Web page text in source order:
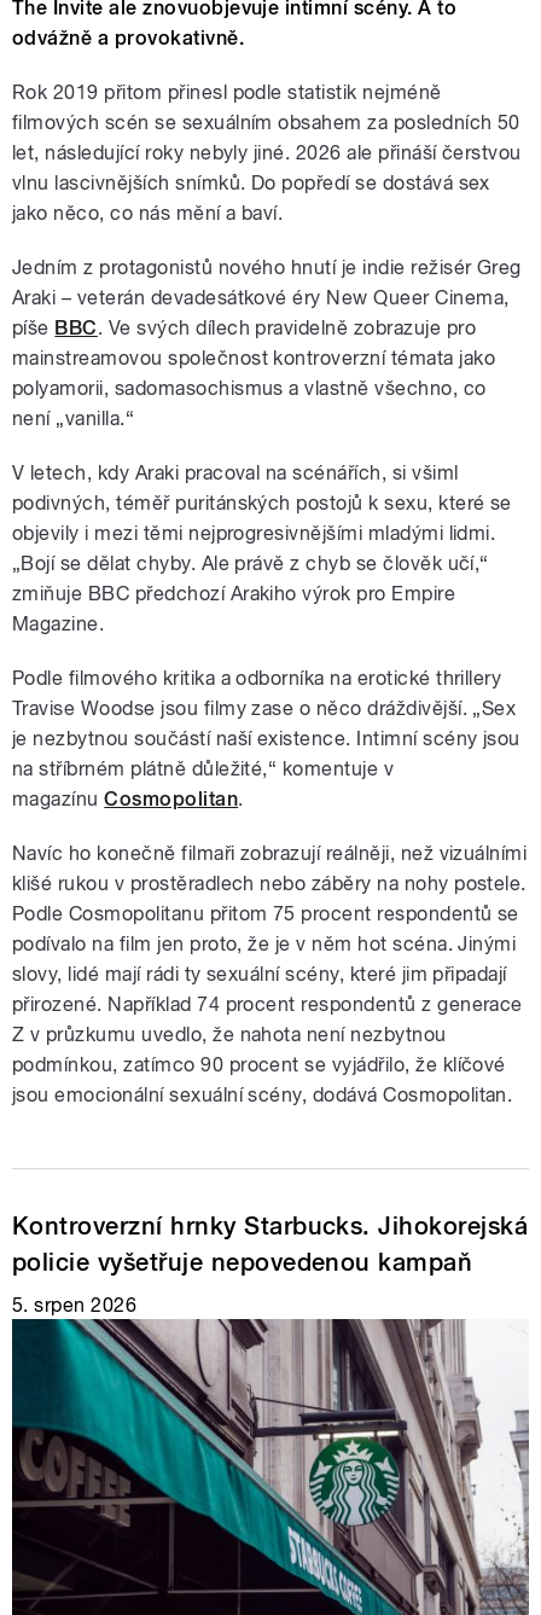
The Invite ale znovuobjevuje intimní scény. A to
odvážně a provokativně.
Rok 2019 přitom přinesl podle statistik nejméně
filmových scén se sexuálním obsahem za posledních 50
let, následující roky nebyly jiné. 2026 ale přináší čerstvou
vlnu lascivnějších snímků. Do popředí se dostává sex
jako něco, co nás mění a baví.
Jedním z protagonistů nového hnutí je indie režisér Greg
Araki – veterán devadesátkové éry New Queer Cinema,
píše BBC. Ve svých dílech pravidelně zobrazuje pro
mainstreamovou společnost kontroverzní témata jako
polyamorii, sadomasochismus a vlastně všechno, co
není „vanilla.“
V letech, kdy Araki pracoval na scénářích, si všiml
podivných, téměř puritánských postojů k sexu, které se
objevily i mezi těmi nejprogresivnějšími mladými lidmi.
„Bojí se dělat chyby. Ale právě z chyb se člověk učí,“
zmiňuje BBC předchozí Arakiho výrok pro Empire
Magazine.
Podle filmového kritika a odborníka na erotické thrillery
Travise Woodse jsou filmy zase o něco dráždivější. „Sex
je nezbytnou součástí naší existence. Intimní scény jsou
na stříbrném plátně důležité,“ komentuje v
magazínu Cosmopolitan.
Navíc ho konečně filmaři zobrazují reálněji, než vizuálními
klišé rukou v prostěradlech nebo záběry na nohy postele.
Podle Cosmopolitanu přitom 75 procent respondentů se
podívalo na film jen proto, že je v něm hot scéna. Jinými
slovy, lidé mají rádi ty sexuální scény, které jim připadají
přirozené. Například 74 procent respondentů z generace
Z v průzkumu uvedlo, že nahota není nezbytnou
podmínkou, zatímco 90 procent se vyjádřilo, že klíčové
jsou emocionální sexuální scény, dodává Cosmopolitan.
Kontroverzní hrnky Starbucks. Jihokorejská
policie vyšetřuje nepovedenou kampaň
5. srpen 2026